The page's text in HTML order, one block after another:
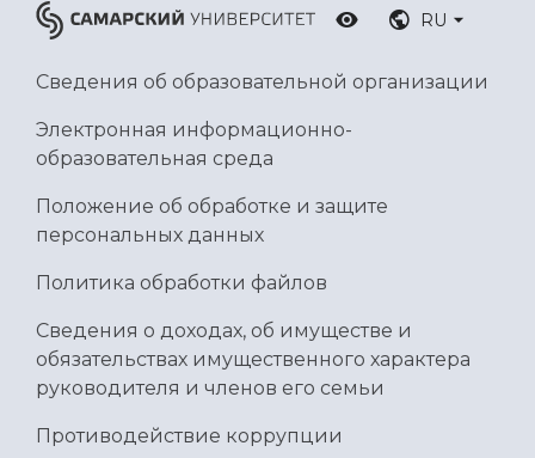
RU
Сведения об образовательной организации
Электронная информационно-
образовательная среда
Положение об обработке и защите
персональных данных
Политика обработки файлов
Сведения о доходах, об имуществе и
обязательствах имущественного характера
руководителя и членов его семьи
Противодействие коррупции